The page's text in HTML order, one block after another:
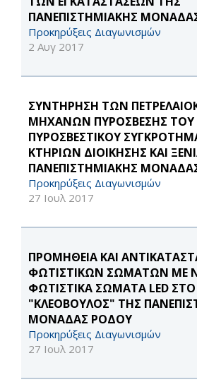
ΠΑΝΕΠΙΣΤΗΜΙΑΚΗΣ
Προκηρύξεις Διαγωνισμών
2 Αυγ 2017
ΣΥΝΤΗΡΗΣΗ ΤΩΝ
ΜΗΧΑΝΩΝ ΠΥΡΟΣΒΕΣΗΣ ΤΟΥ
ΠΥΡΟΣΒΕΣΤΙΚΟΥ
ΚΤΗΡΙΩΝ ΔΙΟΙΚΗΣΗΣ ΚΑΙ
ΠΑΝΕΠΙΣΤΗΜΙΑΚΗΣ
Προκηρύξεις Διαγωνισμών
27 Ιουλ 2017
ΠΡΟΜΗΘΕΙΑ ΚΑΙ
ΦΩΤΙΣΤΙΚΩΝ ΣΩΜΑΤΩΝ ΜΕ
ΦΩΤΙΣΤΙΚΑ ΣΩΜΑΤΑ LED ΣΤΟ
"ΚΛΕΟΒΟΥΛΟΣ" ΤΗΣ
ΜΟΝΑΔΑΣ ΡΟΔΟΥ
Προκηρύξεις Διαγωνισμών
27 Ιουλ 2017